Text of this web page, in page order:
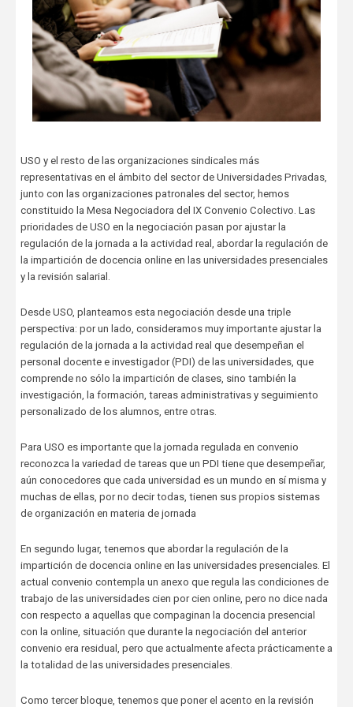
USO y el resto de las organizaciones sindicales más
representativas en el ámbito del sector de Universidades Privadas,
junto con las organizaciones patronales del sector, hemos
constituido la Mesa Negociadora del IX Convenio Colectivo. Las
prioridades de USO en la negociación pasan por ajustar la
regulación de la jornada a la actividad real, abordar la regulación de
la impartición de docencia online en las universidades presenciales
y la revisión salarial.
Desde USO, planteamos esta negociación desde una triple
perspectiva: por un lado, consideramos muy importante ajustar la
regulación de la jornada a la actividad real que desempeñan el
personal docente e investigador (PDI) de las universidades, que
comprende no sólo la impartición de clases, sino también la
investigación, la formación, tareas administrativas y seguimiento
personalizado de los alumnos, entre otras.
Para USO es importante que la jornada regulada en convenio
reconozca la variedad de tareas que un PDI tiene que desempeñar,
aún conocedores que cada universidad es un mundo en sí misma y
muchas de ellas, por no decir todas, tienen sus propios sistemas
de organización en materia de jornada
En segundo lugar, tenemos que abordar la regulación de la
impartición de docencia online en las universidades presenciales. El
actual convenio contempla un anexo que regula las condiciones de
trabajo de las universidades cien por cien online, pero no dice nada
con respecto a aquellas que compaginan la docencia presencial
con la online, situación que durante la negociación del anterior
convenio era residual, pero que actualmente afecta prácticamente a
la totalidad de las universidades presenciales.
Como tercer bloque, tenemos que poner el acento en la revisión